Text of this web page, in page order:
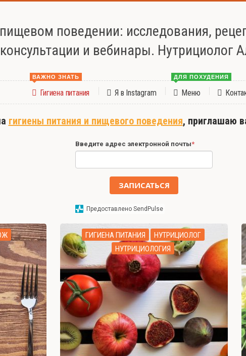
поведении: исследования,
и вебинары. Нутрициолог
Гигиена питания
ВАЖНО ЗНАТЬ
Я в Instagram Меню
ДЛЯ ПОХУДЕНИЯ
гигиены питания и пищевого поведения, приглашаю
Введите адрес электронной почты*
ЗАПИСАТЬСЯ
Предоставлено SendPulse
ГИГИЕНА ПИТАНИЯ
НУТРИЦИОЛОГ
НУТРИЦИОЛОГИЯ